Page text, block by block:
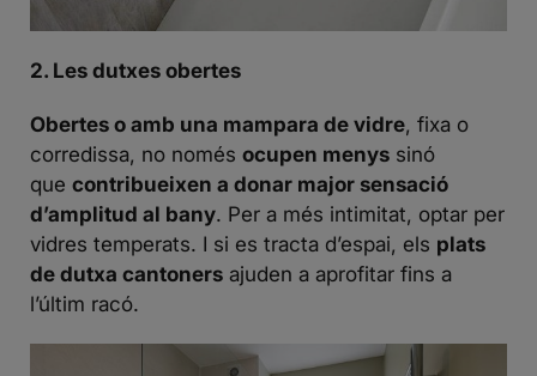
2. Les dutxes obertes
Obertes o amb una mampara de vidre, fixa o
corredissa, no només ocupen menys sinó
que contribueixen a donar major sensació
d’amplitud al bany. Per a més intimitat, optar per
vidres temperats. I si es tracta d’espai, els plats
de dutxa cantoners ajuden a aprofitar fins a
l’últim racó.